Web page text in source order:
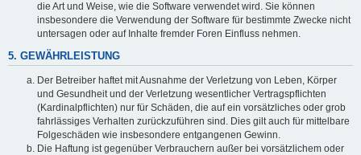
die Art und Weise, wie die Software verwendet wird. Sie können
insbesondere die Verwendung der Software für bestimmte Zwecke nicht
untersagen oder auf Inhalte fremder Foren Einfluss nehmen.
5. GEWÄHRLEISTUNG
Der Betreiber haftet mit Ausnahme der Verletzung von Leben, Körper
und Gesundheit und der Verletzung wesentlicher Vertragspflichten
(Kardinalpflichten) nur für Schäden, die auf ein vorsätzliches oder grob
fahrlässiges Verhalten zurückzuführen sind. Dies gilt auch für mittelbare
Folgeschäden wie insbesondere entgangenen Gewinn.
Die Haftung ist gegenüber Verbrauchern außer bei vorsätzlichem oder